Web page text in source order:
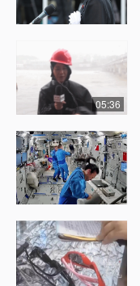
05:36